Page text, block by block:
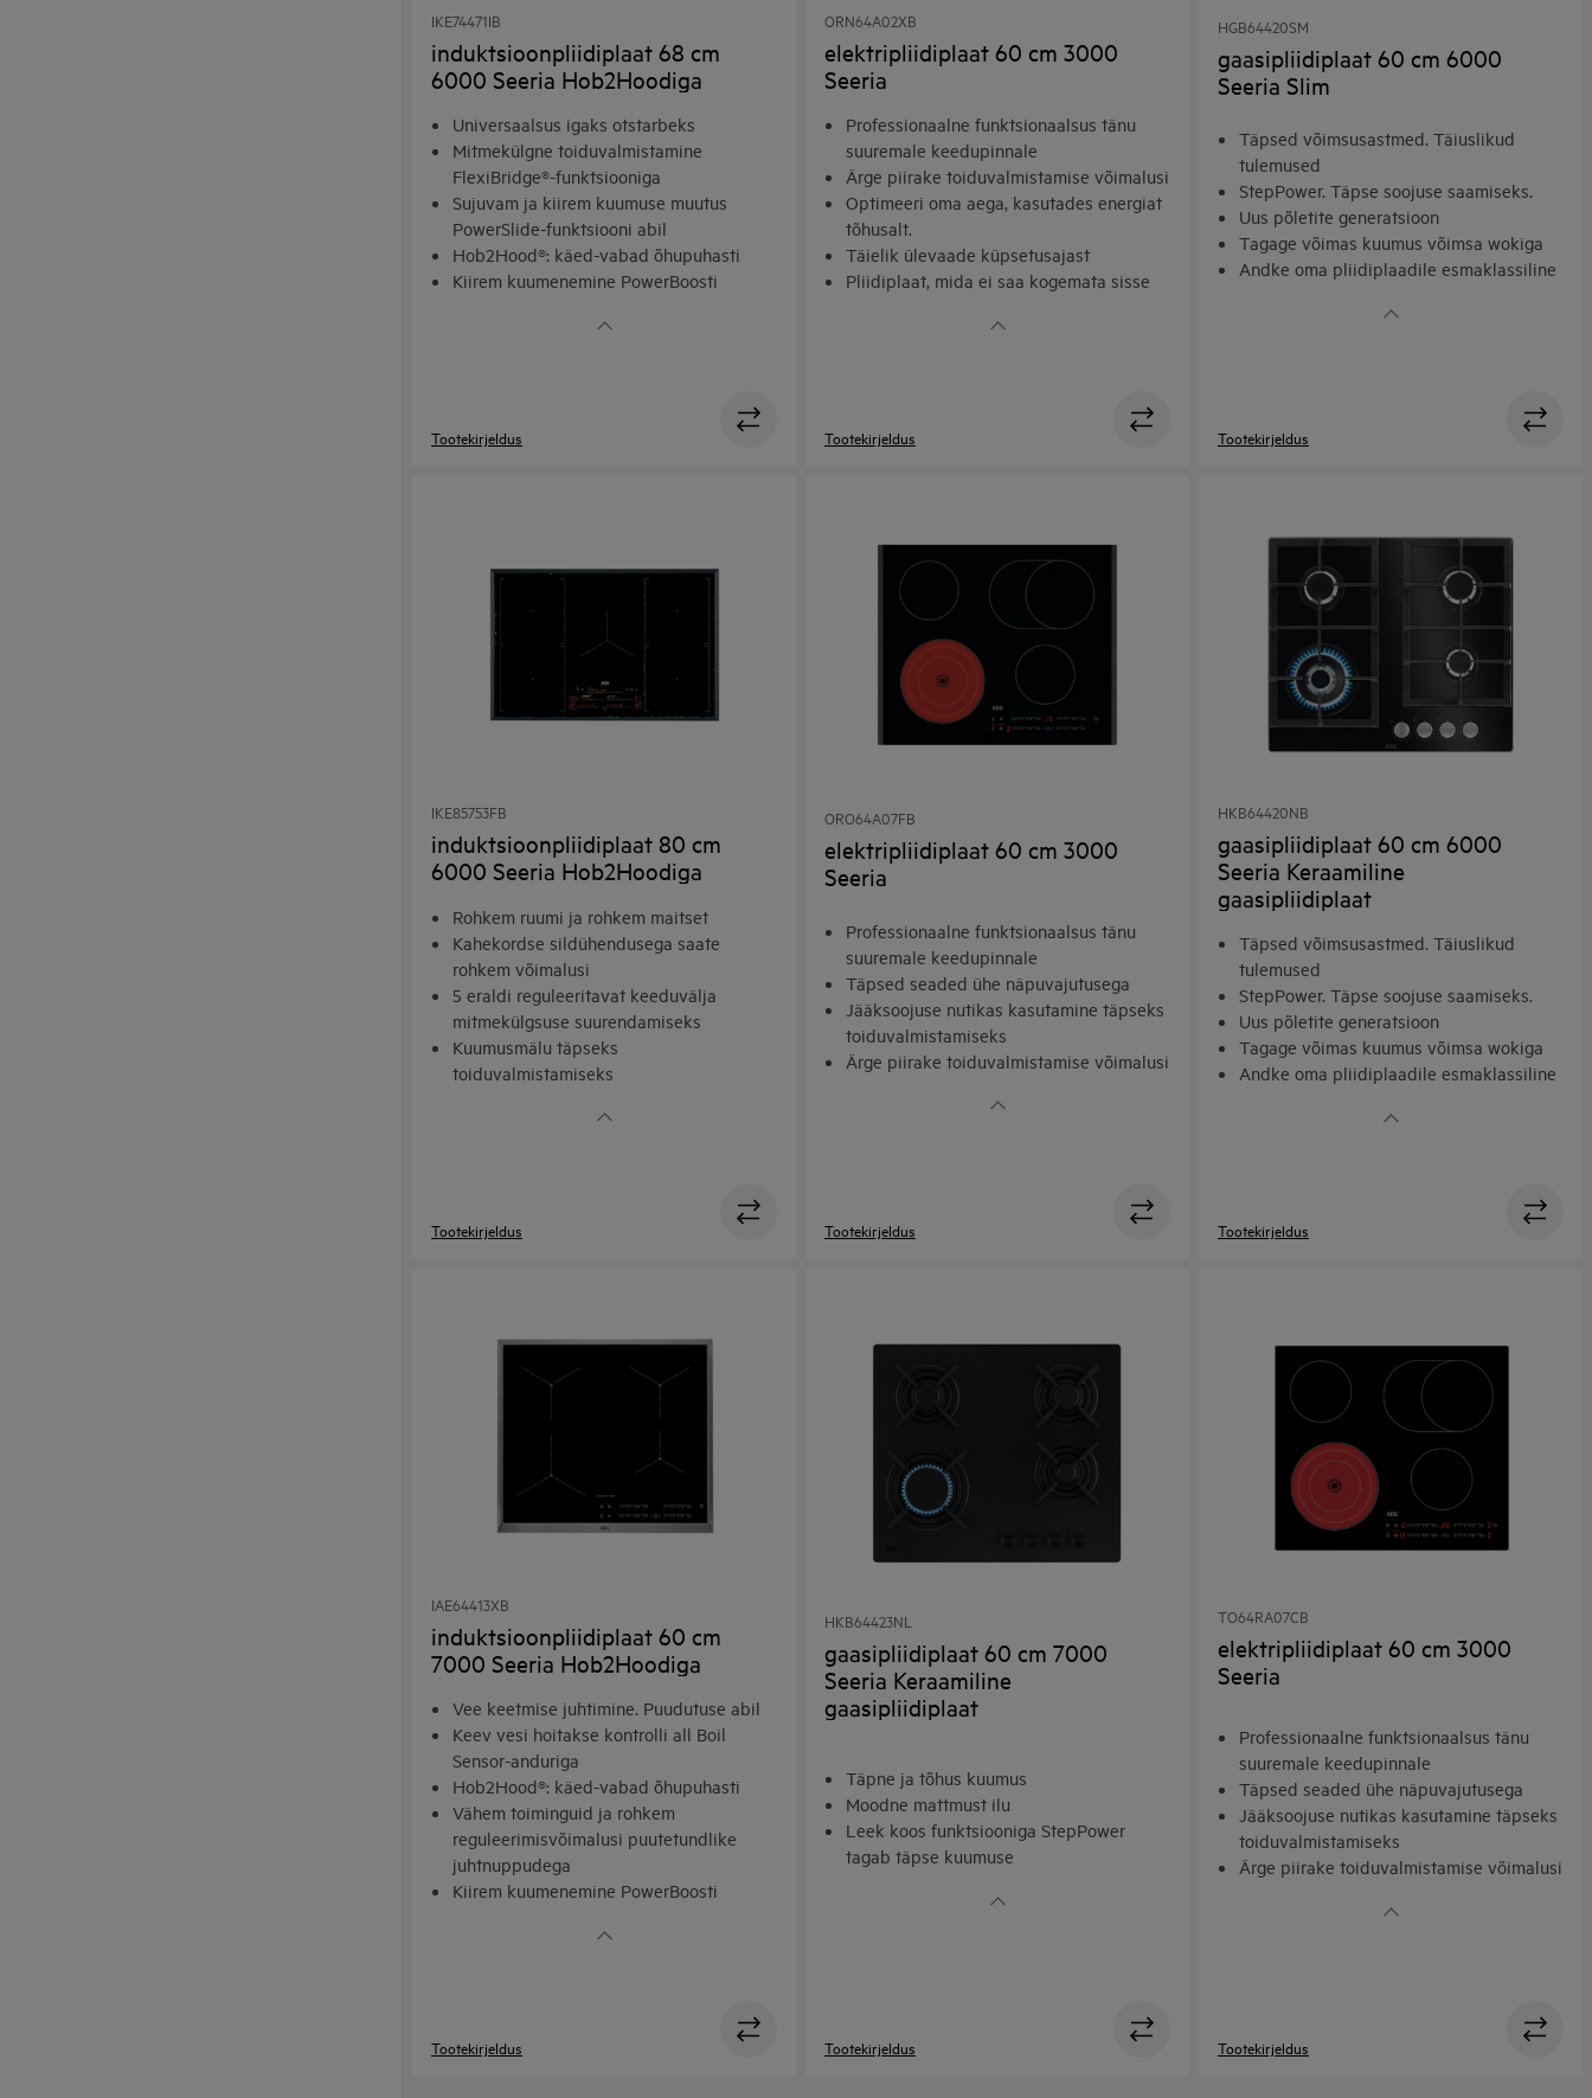
IKE74471IB
induktsioonpliidiplaat 68 cm
6000 Seeria Hob2Hoodiga
Universaalsus igaks otstarbeks
Mitmekülgne toiduvalmistamine
FlexiBridge®-funktsiooniga
Sujuvam ja kiirem kuumuse muutus
PowerSlide-funktsiooni abil
Hob2Hood®: käed-vabad õhupuhasti
Kiirem kuumenemine PowerBoosti
Tootekirjeldus
ORN64A02XB
elektripliidiplaat 60 cm 3000
Seeria
Professionaalne funktsionaalsus tänu
suuremale keedupinnale
Ärge piirake toiduvalmistamise võimalusi
Optimeeri oma aega, kasutades energiat
tõhusalt.
Täielik ülevaade küpsetusajast
Pliidiplaat, mida ei saa kogemata sisse
Tootekirjeldus
HGB64420SM
gaasipliidiplaat 60 cm 6000
Seeria Slim
Täpsed võimsusastmed. Täiuslikud
tulemused
StepPower. Täpse soojuse saamiseks.
Uus põletite generatsioon
Tagage võimas kuumus võimsa wokiga
Andke oma pliidiplaadile esmaklassiline
Tootekirjeldus
IKE85753FB
induktsioonpliidiplaat 80 cm
6000 Seeria Hob2Hoodiga
Rohkem ruumi ja rohkem maitset
Kahekordse sildühendusega saate
rohkem võimalusi
5 eraldi reguleeritavat keeduvälja
mitmekülgsuse suurendamiseks
Kuumusmälu täpseks
toiduvalmistamiseks
Tootekirjeldus
ORO64A07FB
elektripliidiplaat 60 cm 3000
Seeria
Professionaalne funktsionaalsus tänu
suuremale keedupinnale
Täpsed seaded ühe näpuvajutusega
Jääksoojuse nutikas kasutamine täpseks
toiduvalmistamiseks
Ärge piirake toiduvalmistamise võimalusi
Tootekirjeldus
HKB64420NB
gaasipliidiplaat 60 cm 6000
Seeria Keraamiline
gaasipliidiplaat
Täpsed võimsusastmed. Täiuslikud
tulemused
StepPower. Täpse soojuse saamiseks.
Uus põletite generatsioon
Tagage võimas kuumus võimsa wokiga
Andke oma pliidiplaadile esmaklassiline
Tootekirjeldus
IAE64413XB
induktsioonpliidiplaat 60 cm
7000 Seeria Hob2Hoodiga
Vee keetmise juhtimine. Puudutuse abil
Keev vesi hoitakse kontrolli all Boil
Sensor-anduriga
Hob2Hood®: käed-vabad õhupuhasti
Vähem toiminguid ja rohkem
reguleerimisvõimalusi puutetundlike
juhtnuppudega
Kiirem kuumenemine PowerBoosti
Tootekirjeldus
HKB64423NL
gaasipliidiplaat 60 cm 7000
Seeria Keraamiline
gaasipliidiplaat
Täpne ja tõhus kuumus
Moodne mattmust ilu
Leek koos funktsiooniga StepPower
tagab täpse kuumuse
Tootekirjeldus
TO64RA07CB
elektripliidiplaat 60 cm 3000
Seeria
Professionaalne funktsionaalsus tänu
suuremale keedupinnale
Täpsed seaded ühe näpuvajutusega
Jääksoojuse nutikas kasutamine täpseks
toiduvalmistamiseks
Ärge piirake toiduvalmistamise võimalusi
Tootekirjeldus